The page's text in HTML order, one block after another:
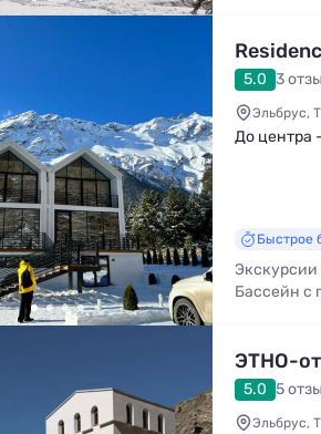
5.0 3
Эльбрус,
До центра
Быстрое
Экскурсии
Бассейн с
ЭТНО-
5.0 5
Эльбрус,